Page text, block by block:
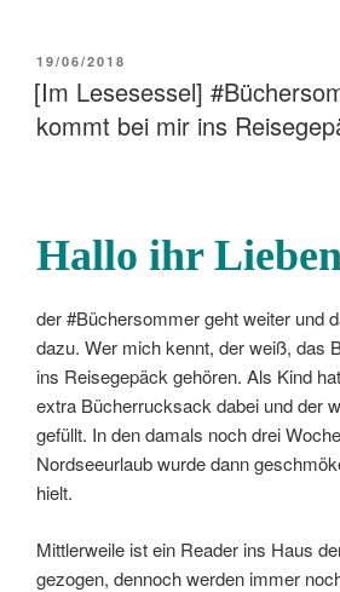
VERÖFFENTLICHT
AM
19/06/2018
[Im Lesesessel]
kommt bei mir ins
Hallo ihr
der #Büchersommer geht weiter und
dazu. Wer mich kennt, der weiß, das
ins Reisegepäck gehören. Als Kind
extra Bücherrucksack dabei und der
gefüllt. In den damals noch drei
Nordseeurlaub wurde dann
hielt.
Mittlerweile ist ein Reader ins Haus
gezogen, dennoch werden immer